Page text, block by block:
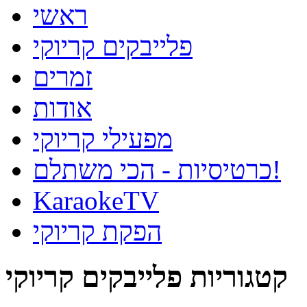
ראשי
פלייבקים קריוקי
זמרים
אודות
מפעילי קריוקי
כרטיסיות - הכי משתלם!
KaraokeTV
הפקת קריוקי
קטגוריות פלייבקים קריוקי